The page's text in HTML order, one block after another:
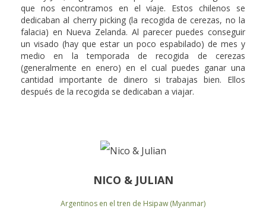
que nos encontramos en el viaje. Estos chilenos se
dedicaban al cherry picking (la recogida de cerezas, no la
falacia) en Nueva Zelanda. Al parecer puedes conseguir
un visado (hay que estar un poco espabilado) de mes y
medio en la temporada de recogida de cerezas
(generalmente en enero) en el cual puedes ganar una
cantidad importante de dinero si trabajas bien. Ellos
después de la recogida se dedicaban a viajar.
NICO & JULIAN
Argentinos en el tren de Hsipaw (Myanmar)